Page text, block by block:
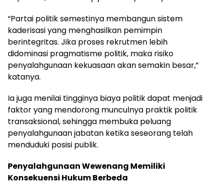
“Partai politik semestinya membangun sistem
kaderisasi yang menghasilkan pemimpin
berintegritas. Jika proses rekrutmen lebih
didominasi pragmatisme politik, maka risiko
penyalahgunaan kekuasaan akan semakin besar,”
katanya.
Ia juga menilai tingginya biaya politik dapat menjadi
faktor yang mendorong munculnya praktik politik
transaksional, sehingga membuka peluang
penyalahgunaan jabatan ketika seseorang telah
menduduki posisi publik.
Penyalahgunaan Wewenang Memiliki
Konsekuensi Hukum Berbeda